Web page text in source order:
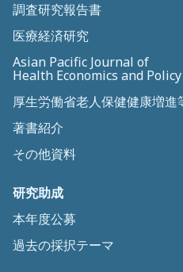
調査研究報告書
医療経済研究
Asian Pacific Journal of
Health Economics and Policy
厚生労働省老人保健健康増進
著書紹介
その他資料
研究助成
本年度公募
過去の採択テーマ